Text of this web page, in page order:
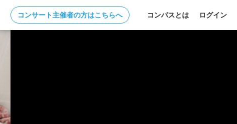
コンサート主催者の方はこちらへ コンパスとは ログイン